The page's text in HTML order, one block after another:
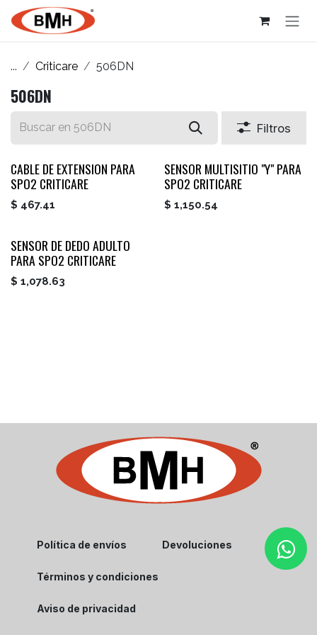
Ir al contenido
... Criticare 506DN
506DN
Filtros
CABLE DE EXTENSION PARA
SPO2 CRITICARE
$ 467.41
SENSOR MULTISITIO "Y" PARA
SPO2 CRITICARE
$ 1,150.54
SENSOR DE DEDO ADULTO
PARA SPO2 CRITICARE
$ 1,078.63
Política de envíos Devoluciones
Términos y condiciones
Aviso de privacidad